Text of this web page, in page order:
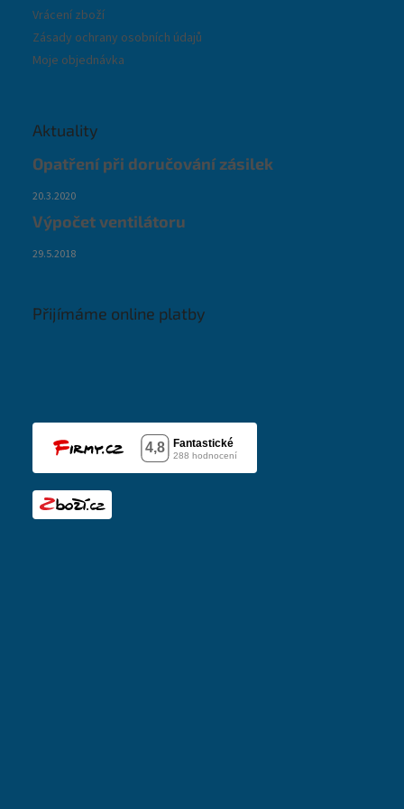
Vrácení zboží
Zásady ochrany osobních údajů
Moje objednávka
Aktuality
Opatření při doručování zásilek
20.3.2020
Výpočet ventilátoru
29.5.2018
Přijímáme online platby